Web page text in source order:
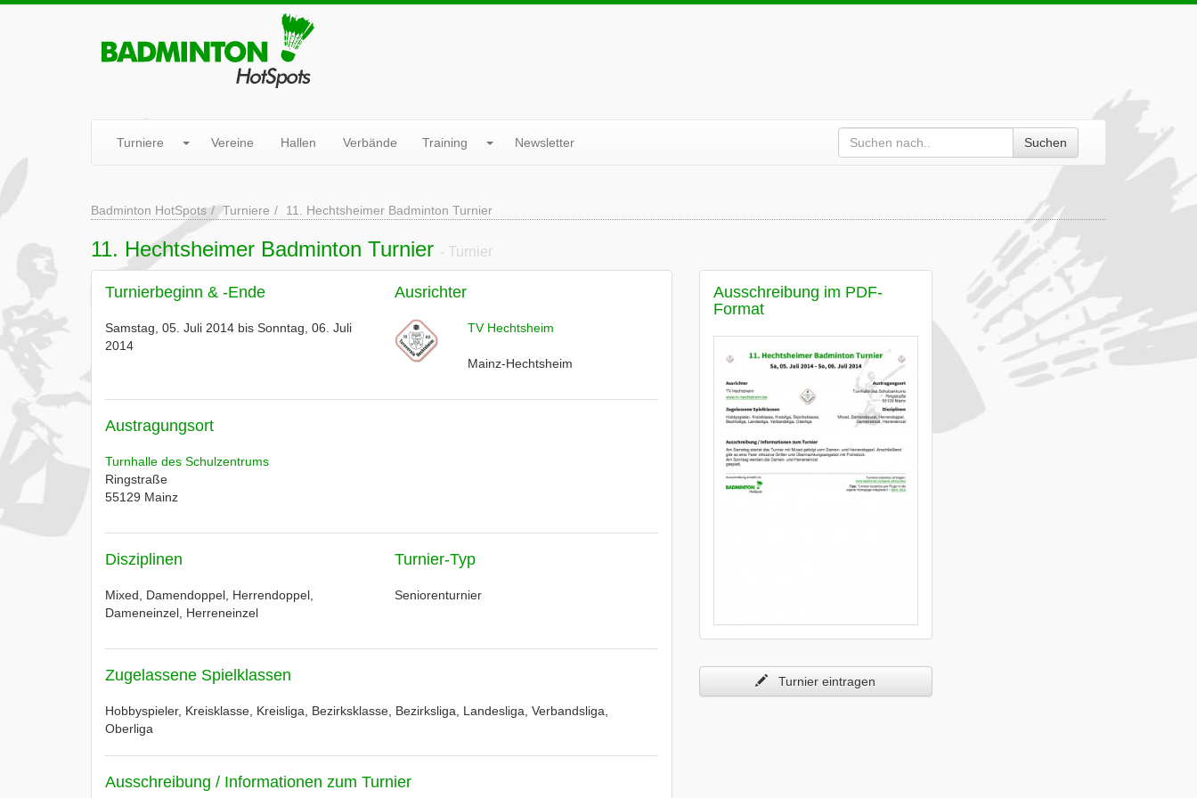
Turniere Vereine Hallen Verbände Training Newsletter Suchen
Badminton HotSpots Turniere 11. Hechtsheimer Badminton Turnier
11. Hechtsheimer Badminton Turnier - Turnier
Turnierbeginn & -Ende
Samstag, 05. Juli 2014 bis Sonntag, 06. Juli
2014
Ausrichter
TV Hechtsheim
Mainz-Hechtsheim
Austragungsort
Turnhalle des Schulzentrums
Ringstraße
55129 Mainz
Disziplinen
Mixed, Damendoppel, Herrendoppel,
Dameneinzel, Herreneinzel
Turnier-Typ
Seniorenturnier
Zugelassene Spielklassen
Hobbyspieler, Kreisklasse, Kreisliga, Bezirksklasse, Bezirksliga, Landesliga, Verbandsliga,
Oberliga
Ausschreibung / Informationen zum Turnier
Ausschreibung im PDF-
Format
Turnier eintragen